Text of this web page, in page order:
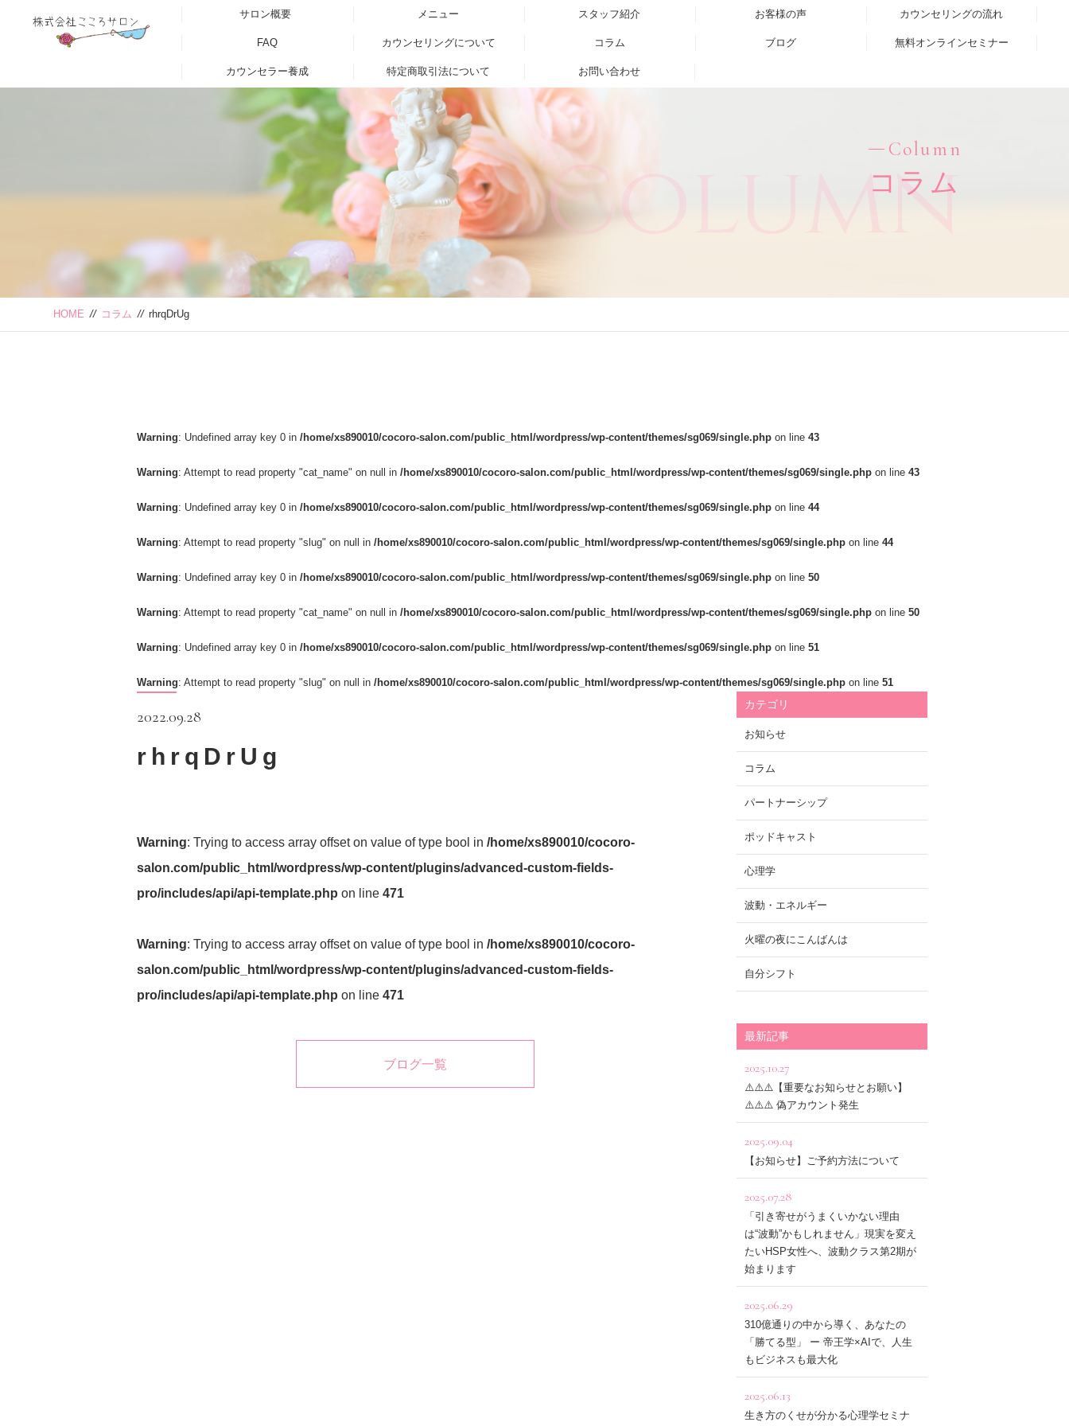
サロン概要 メニュー スタッフ紹介 お客様の声 カウンセリングの流れ
FAQ カウンセリングについて コラム ブログ 無料オンラインセミナー
カウンセラー養成 特定商取引法について お問い合わせ
Column
コラム
Column
HOME // コラム // rhrqDrUg
Warning: Undefined array key 0 in /home/xs890010/cocoro-salon.com/public_html/wordpress/wp-content/themes/sg069/single.php on line 43
Warning: Attempt to read property "cat_name" on null in /home/xs890010/cocoro-salon.com/public_html/wordpress/wp-content/themes/sg069/single.php on line 43
Warning: Undefined array key 0 in /home/xs890010/cocoro-salon.com/public_html/wordpress/wp-content/themes/sg069/single.php on line 44
Warning: Attempt to read property "slug" on null in /home/xs890010/cocoro-salon.com/public_html/wordpress/wp-content/themes/sg069/single.php on line 44
Warning: Undefined array key 0 in /home/xs890010/cocoro-salon.com/public_html/wordpress/wp-content/themes/sg069/single.php on line 50
Warning: Attempt to read property "cat_name" on null in /home/xs890010/cocoro-salon.com/public_html/wordpress/wp-content/themes/sg069/single.php on line 50
Warning: Undefined array key 0 in /home/xs890010/cocoro-salon.com/public_html/wordpress/wp-content/themes/sg069/single.php on line 51
Warning: Attempt to read property "slug" on null in /home/xs890010/cocoro-salon.com/public_html/wordpress/wp-content/themes/sg069/single.php on line 51
2022.09.28
rhrqDrUg
Warning: Trying to access array offset on value of type bool in /home/xs890010/cocoro-
salon.com/public_html/wordpress/wp-content/plugins/advanced-custom-fields-
pro/includes/api/api-template.php on line 471
Warning: Trying to access array offset on value of type bool in /home/xs890010/cocoro-
salon.com/public_html/wordpress/wp-content/plugins/advanced-custom-fields-
pro/includes/api/api-template.php on line 471
ブログ一覧
カテゴリ
お知らせ
コラム
パートナーシップ
ポッドキャスト
心理学
波動・エネルギー
火曜の夜にこんばんは
自分シフト
最新記事
2025.10.27
⚠️⚠️⚠️【重要なお知らせとお願い】
⚠️⚠️⚠️ 偽アカウント発生
2025.09.04
【お知らせ】ご予約方法について
2025.07.28
「引き寄せがうまくいかない理由
は“波動”かもしれません」現実を変え
たいHSP女性へ、波動クラス第2期が
始まります
2025.06.29
310億通りの中から導く、あなたの
「勝てる型」 ー 帝王学×AIで、人生
もビジネスも最大化
2025.06.13
生き方のくせが分かる心理学セミナ